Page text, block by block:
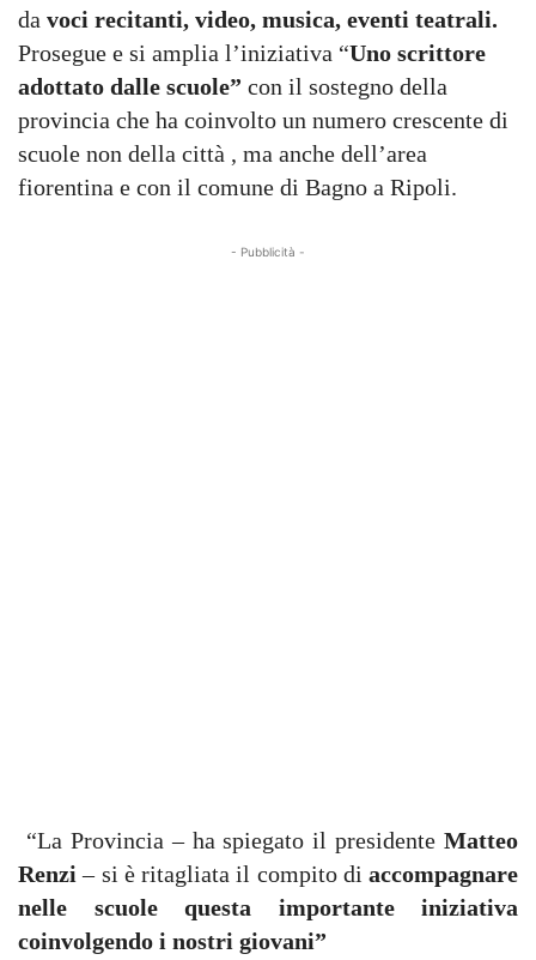
da voci recitanti, video, musica, eventi teatrali.
Prosegue e si amplia l’iniziativa “Uno scrittore
adottato dalle scuole” con il sostegno della
provincia che ha coinvolto un numero crescente di
scuole non della città , ma anche dell’area
fiorentina e con il comune di Bagno a Ripoli.
- Pubblicità -
“La Provincia – ha spiegato il presidente Matteo
Renzi – si è ritagliata il compito di accompagnare
nelle scuole questa importante iniziativa
coinvolgendo i nostri giovani”